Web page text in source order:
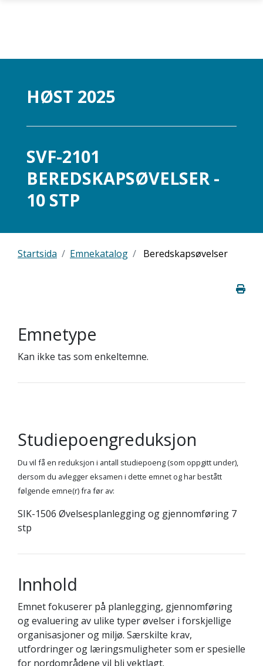
HØST 2025
SVF-2101
BEREDSKAPSØVELSER -
10 STP
Startsida Emnekatalog Beredskapsøvelser
Emnetype
Kan ikke tas som enkeltemne.
Studiepoengreduksjon
Du vil få en reduksjon i antall studiepoeng (som oppgitt under),
dersom du avlegger eksamen i dette emnet og har bestått
følgende emne(r) fra før av:
SIK-1506 Øvelsesplanlegging og gjennomføring 7
stp
Innhold
Emnet fokuserer på planlegging, gjennomføring
og evaluering av ulike typer øvelser i forskjellige
organisasjoner og miljø. Særskilte krav,
utfordringer og læringsmuligheter som er spesielle
for nordområdene vil bli vektlagt.